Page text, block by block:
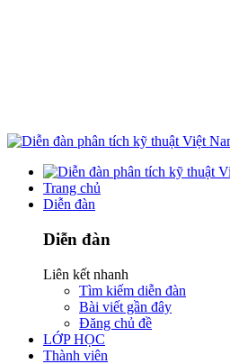
Trang chủ
Diễn đàn
Diễn đàn
Liên kết nhanh
Tìm kiếm diễn đàn
Bài viết gần đây
Đăng chủ đề
LỚP HỌC
Thành viên